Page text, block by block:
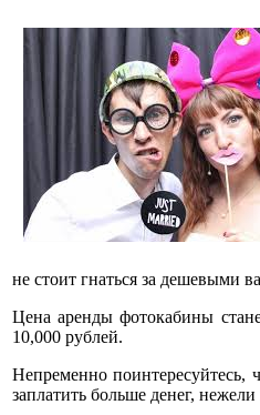
не стоит гнаться за дешевыми
Цена аренды фотокабины
10,000 рублей.
Непременно поинтересуйтесь,
заплатить больше денег,